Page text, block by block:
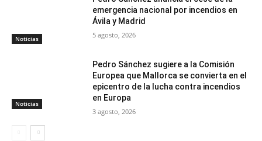
Noticias
emergencia nacional por incendios en
Ávila y Madrid
5 agosto, 2026
Noticias
Pedro Sánchez sugiere a la Comisión
Europea que Mallorca se convierta en el
epicentro de la lucha contra incendios
en Europa
3 agosto, 2026